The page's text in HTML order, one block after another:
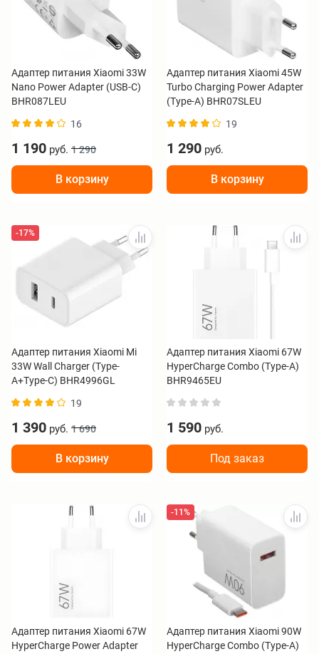
Адаптер питания Xiaomi 33W
Nano Power Adapter (USB-C)
BHR087LEU
16
1 190 руб. 1 290
В корзину
Адаптер питания Xiaomi 45W
Turbo Charging Power Adapter
(Type-A) BHR07SLEU
19
1 290 руб.
В корзину
-17%
Адаптер питания Xiaomi Mi
33W Wall Charger (Type-
A+Type-C) BHR4996GL
19
1 390 руб. 1 690
В корзину
Адаптер питания Xiaomi 67W
HyperCharge Combo (Type-A)
BHR9465EU
1 590 руб.
Под заказ
Адаптер питания Xiaomi 67W
HyperCharge Power Adapter
-11%
Адаптер питания Xiaomi 90W
HyperCharge Combo (Type-A)